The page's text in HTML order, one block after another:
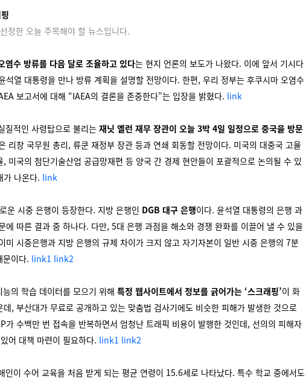
정한 오늘 주목해야 할 뉴스입니다.
염수 방류를 다음 달로 조율하고 있다는 현지 언론의 보도가 나왔다. 이에 앞서 기시다
석열 대통령을 만나 방류 계획을 설명할 전망이다. 한편, 우리 정부는 후쿠시마 오염수
보고서에 대해 “IAEA의 결론을 존중한다”는 입장을 밝혔다. link
질적인 사령탑으로 불리는재닛 옐런 재무 장관이 오늘 3박 4일 일정으로 중국을 방문
리창 국무원 총리, 류쿤 재정부 장관 등과 연쇄 회동할 전망이다. 미국의 대중국 고율
, 미국의 첨단기술산업 공급망재편 등 양국 간 경제 현안들이 포괄적으로 논의될 수 있
가 나온다. link
운 시중 은행이 등장한다. 지방 은행인 DGB 대구 은행이다. 윤석열 대통령의 은행 과
에 따른 결과 중 하나다. 다만, 5대 은행 과점을 해소와 경쟁 완화를 이끌어 낼 수 있을
미 시중은행과 지방 은행의 규제 차이가 크지 않고 자기자본이 일반 시중 은행의 7분
이다. link1 link2
의 학습 데이터를 모으기 위해 특정 웹사이트에서 정보를 긁어가는 ‘스크래핑’이 화
데, 부산대가 무료로 공개하고 있는 맞춤법 검사기에도 비슷한 피해가 발생한 것으로
가 수백만 번 접속을 반복하면서 엄청난 트래픽 비용이 발행한 것인데, 선의의 피해자
어 대책 마련이 필요하다. link1 link2
인이 수어 교육을 처음 받게 되는 평균 연령이 15.6세로 나타났다. 특수 학교 중에서도